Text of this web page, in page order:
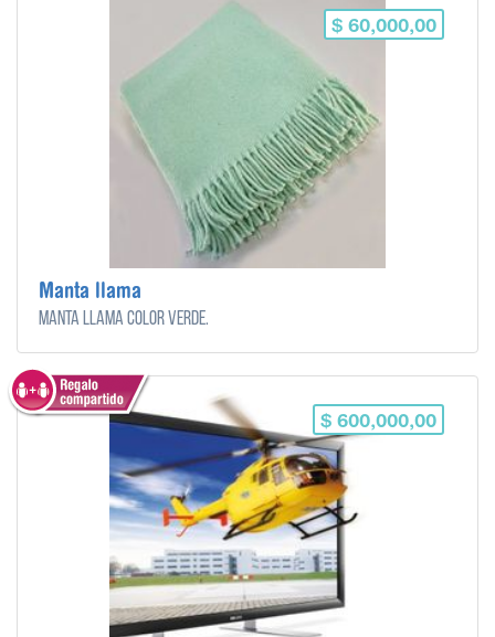
$ 60,000,00
Manta llama
Manta llama color verde.
$ 600,000,00